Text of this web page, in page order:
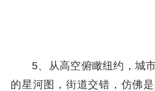
5、从高空俯瞰纽约，城
的星河图，街道交错，仿佛